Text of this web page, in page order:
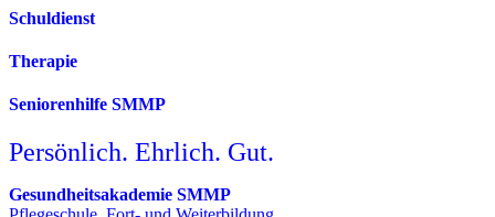
Schuldienst
Therapie
Seniorenhilfe SMMP
Persönlich. Ehrlich. Gut.
Gesundheitsakademie SMMP